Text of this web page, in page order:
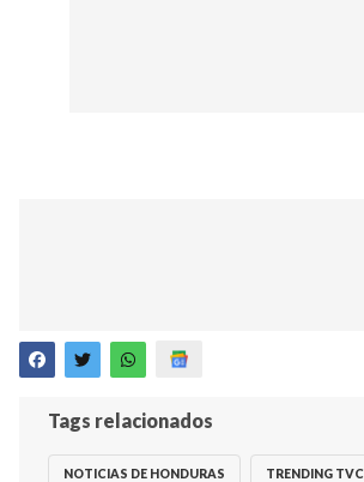
Tags relacionados
NOTICIAS DE HONDURAS TRENDING TVC